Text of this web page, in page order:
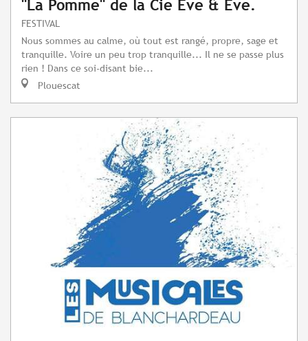
"La Pomme" de la Cie Eve & Eve.
FESTIVAL
Nous sommes au calme, où tout est rangé, propre, sage et
tranquille. Voire un peu trop tranquille... Il ne se passe plus
rien ! Dans ce soi-disant bie...
Plouescat